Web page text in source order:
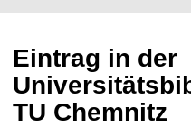
m
u
f
r
u
Eintrag in der
TU Chemnitz